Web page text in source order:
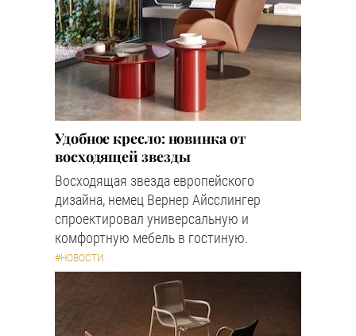
Удобное кресло: новинка от
восходящей звезды
Восходящая звезда европейского
дизайна, немец Вернер Айсслингер
спроектировал универсальную и
комфортную мебель в гостиную.
#НОВОСТИ